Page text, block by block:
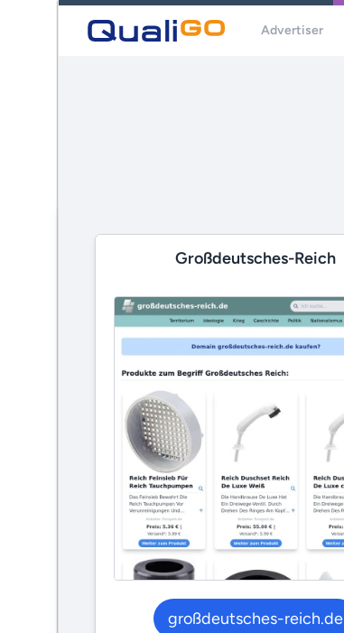
Advertiser
Großdeutsches-Reich
großdeutsches-reich.de